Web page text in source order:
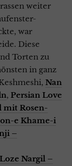
weiter
war
Diese
Torten zu
in ganz
Nan
, Persian Love
mit Rosen-
e Khame-i
–
Loze Nargil –